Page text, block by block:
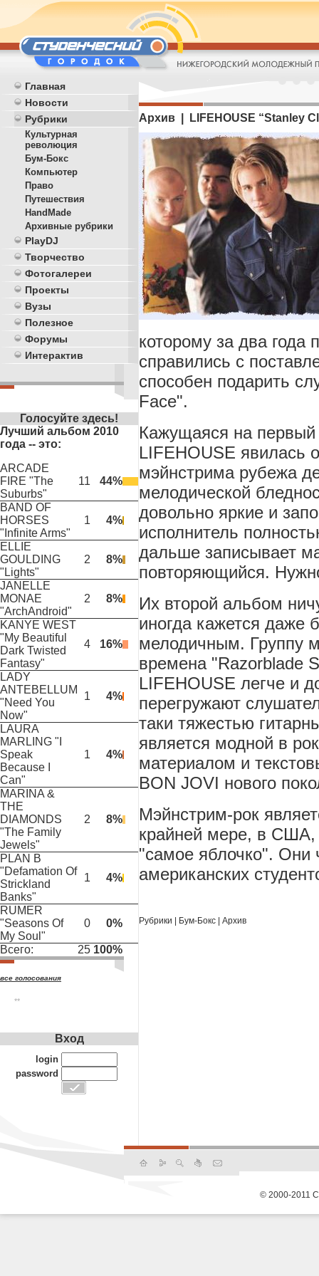
Главная
Новости
Рубрики
Культурная
революция
Бум-Бокс
Компьютер
Право
Путешествия
HandMade
Архивные рубрики
PlayDJ
Творчество
Фотогалереи
Проекты
Вузы
Полезное
Форумы
Интерактив
Голосуйте здесь!
Лучший альбом 2010
года -- это:
ARCADE
FIRE "The
Suburbs"
11 44%
BAND OF
HORSES
"Infinite Arms"
1 4%
ELLIE
GOULDING
"Lights"
2 8%
JANELLE
MONAE
"ArchAndroid"
2 8%
KANYE WEST
"My Beautiful
Dark Twisted
Fantasy"
4 16%
LADY
ANTEBELLUM
"Need You
Now"
1 4%
LAURA
MARLING "I
Speak
Because I
Can"
1 4%
MARINA &
THE
DIAMONDS
"The Family
Jewels"
2 8%
PLAN B
"Defamation Of
Strickland
Banks"
1 4%
RUMER
"Seasons Of
My Soul"
0 0%
Всего: 25 100%
все голосования
**
Архив | LIFEHOUSE “Stanley
которому за два
справились с
способен подарить
Face".
Кажущаяся на первый
LIFEHOUSE явилась
мэйнстрима рубежа
мелодической
довольно яркие и
исполнитель
дальше записывает
повторяющийся.
Их второй альбом
иногда кажется даже
мелодичным. Группу
времена "Razorblade
LIFEHOUSE легче и
перегружают
таки тяжестью
является модной в
материалом и
BON JOVI нового
Мэйнстрим-рок
крайней мере, в
"самое яблочко". Они
американских
Рубрики Бум-Бокс Архив
Вход
login
password
© 2000-2011